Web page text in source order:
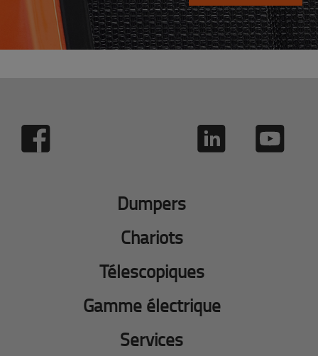
Dumpers
Chariots
Télescopiques
Gamme électrique
Services